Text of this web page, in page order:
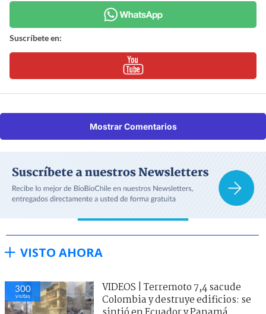
Suscríbete en:
Mostrar Comentarios
VISTO AHORA
300
visitas
VIDEOS | Terremoto 7,4 sacude
Colombia y destruye edificios: se